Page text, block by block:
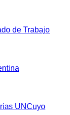
de Trabajo
UNCuyo